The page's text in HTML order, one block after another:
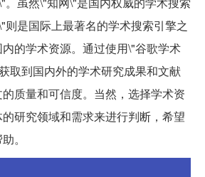
则是国际上最著名的学术搜索引擎之
的学术资源。通过使用\"谷歌学术
取到国内外的学术研究成果和文献
质量和可信度。当然，选择学术资
研究领域和需求来进行判断，希望
。